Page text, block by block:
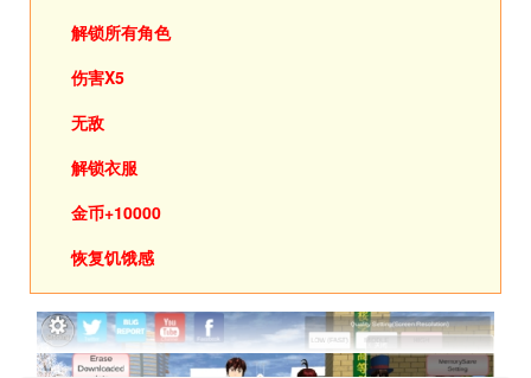
解锁所有角色
伤害X5
无敌
解锁衣服
金币+10000
恢复饥饿感